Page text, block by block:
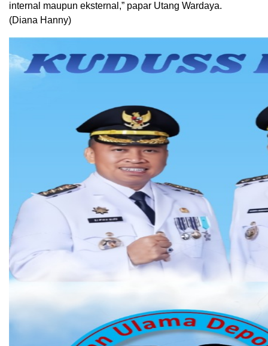
internal maupun eksternal,” papar Utang Wardaya.
(Diana Hanny)